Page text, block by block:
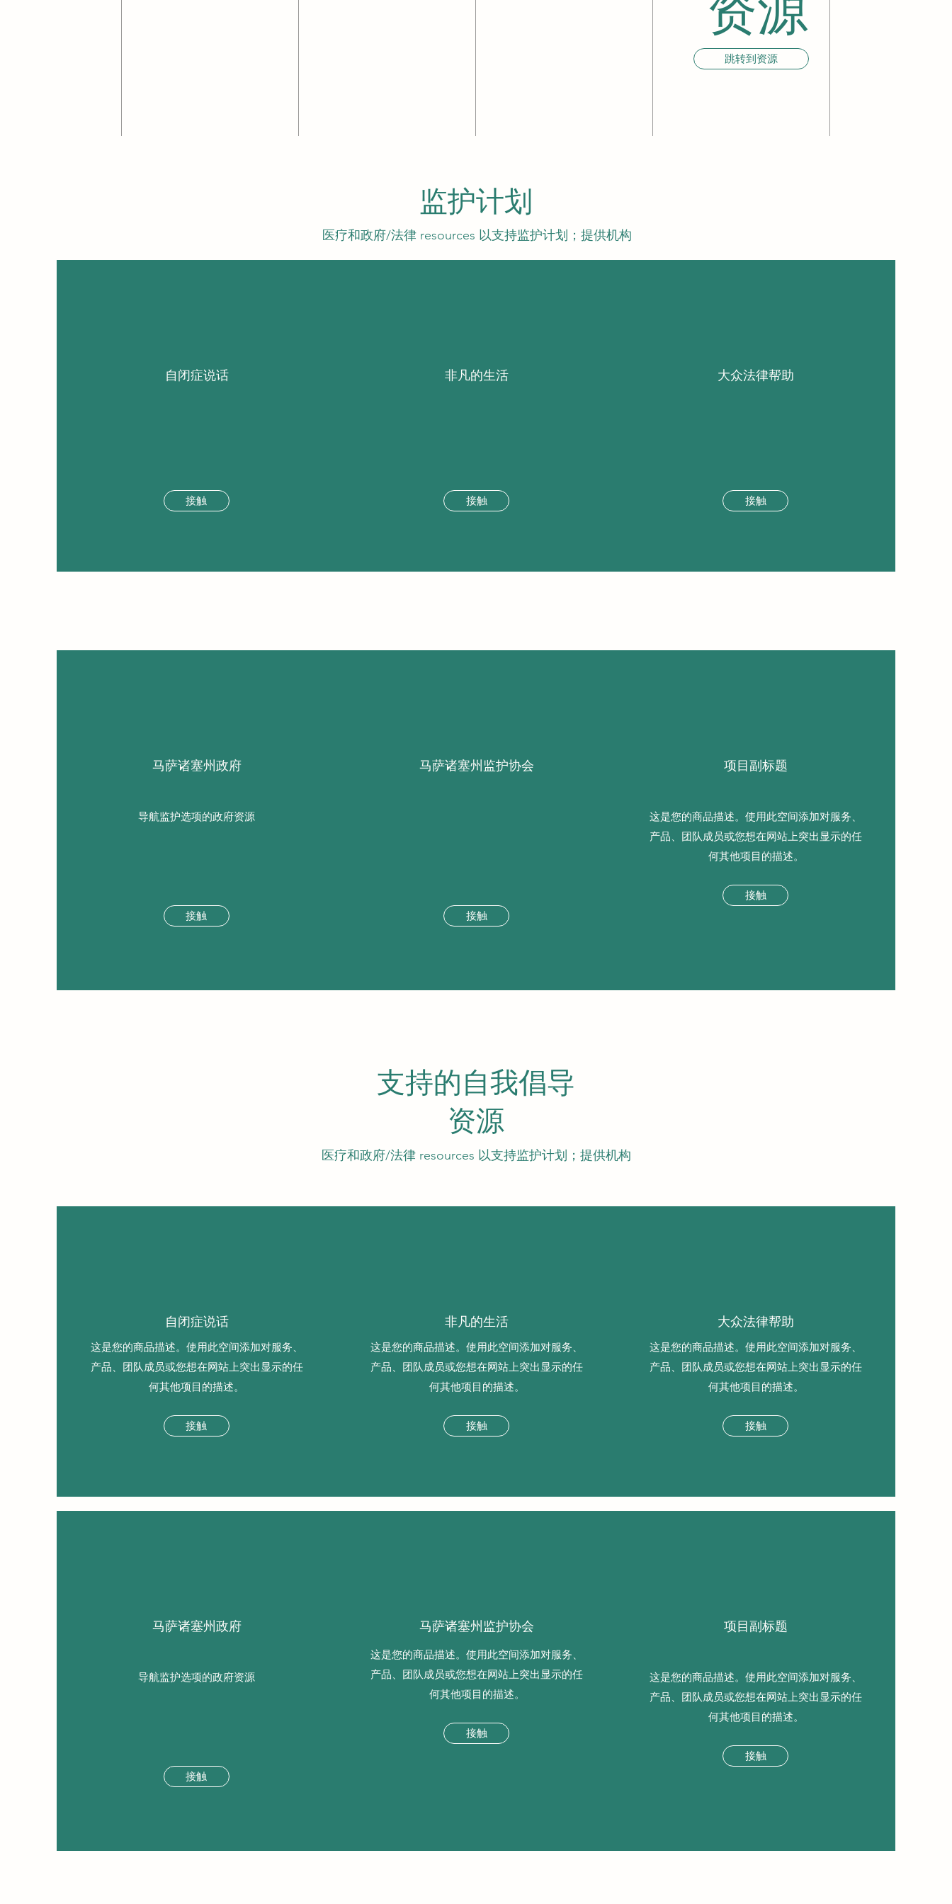
跳转到资源
监护计划
医疗和政府/法律 resources 以支持监护计划；提供机构
自闭症说话
接触
非凡的生活
接触
大众法律帮助
接触
马萨诸塞州政府
导航监护选项的政府资源
接触
马萨诸塞州监护协会
接触
项目副标题
这是您的商品描述。使用此空间添加对服务、
产品、团队成员或您想在网站上突出显示的任
何其他项目的描述。
接触
支持的自我倡导
资源
医疗和政府/法律 resources 以支持监护计划；提供机构
自闭症说话
这是您的商品描述。使用此空间添加对服务、
产品、团队成员或您想在网站上突出显示的任
何其他项目的描述。
接触
非凡的生活
这是您的商品描述。使用此空间添加对服务、
产品、团队成员或您想在网站上突出显示的任
何其他项目的描述。
接触
大众法律帮助
这是您的商品描述。使用此空间添加对服务、
产品、团队成员或您想在网站上突出显示的任
何其他项目的描述。
接触
马萨诸塞州政府
导航监护选项的政府资源
接触
马萨诸塞州监护协会
这是您的商品描述。使用此空间添加对服务、
产品、团队成员或您想在网站上突出显示的任
何其他项目的描述。
接触
项目副标题
这是您的商品描述。使用此空间添加对服务、
产品、团队成员或您想在网站上突出显示的任
何其他项目的描述。
接触